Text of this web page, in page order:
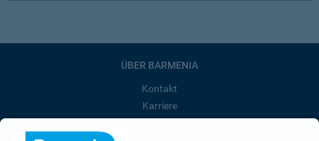
ÜBER BARMENIA
Kontakt
Karriere